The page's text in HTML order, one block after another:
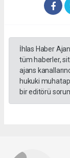
İhlas Haber
tüm haberler,
ajans
hukuki
bir editörü